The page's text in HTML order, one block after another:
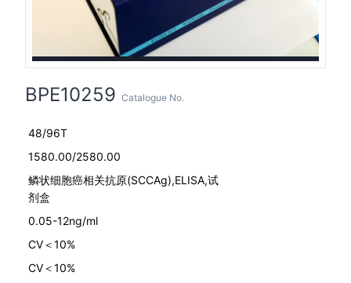
BPE10259 Catalogue No.
48/96T
1580.00/2580.00
鳞状细胞癌相关抗原(SCCAg),ELISA,试
剂盒
0.05-12ng/ml
CV＜10%
CV＜10%